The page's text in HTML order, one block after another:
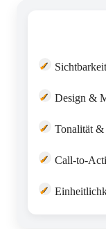
✓
✓ Design &
✓ Tonalität &
✓ Call-to-
✓